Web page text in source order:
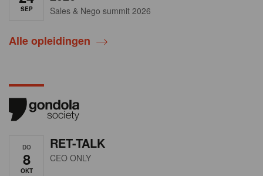
SEP Sales & Nego summit 2026
Alle opleidingen
DO
8
OKT
RET-TALK
CEO ONLY